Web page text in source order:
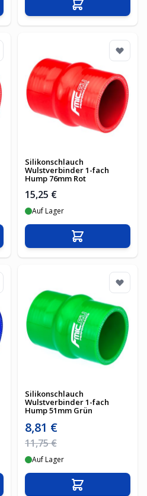
In den
Silikonschlauch
Wulstverbinder 1-fach
Hump 76mm Rot
15,25 €
Auf Lager
In den
Silikonschlauch
Wulstverbinder 1-fach
Hump 51mm Grün
Sonderpreis
8,81 €
Regulärer Preis
11,75 €
Auf Lager
In den